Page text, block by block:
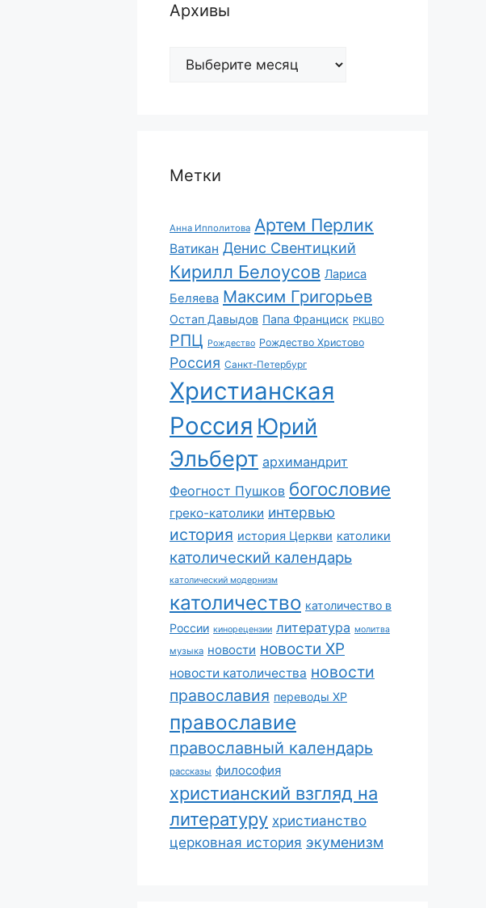
Архивы
Архивы
Метки
Анна Ипполитова Артем Перлик
Ватикан Денис Свентицкий
Кирилл Белоусов Лариса
Беляева Максим Григорьев
Остап Давыдов Папа Франциск РКЦВО
РПЦ Рождество Рождество Христово
Россия Санкт-Петербург
Христианская
Россия Юрий
Эльберт архимандрит
Феогност Пушков богословие
греко-католики интервью
история история Церкви католики
католический календарь
католический модернизм
католичество католичество в
России кинорецензии литература молитва
музыка новости новости ХР
новости католичества новости
православия переводы ХР
православие
православный календарь
рассказы философия
христианский взгляд на
литературу христианство
церковная история экуменизм